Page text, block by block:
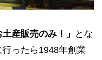
産販売のみ！」
とな
ったら1948年創業